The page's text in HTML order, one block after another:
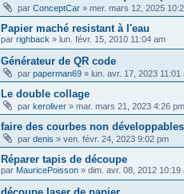
par ConceptCar » mer. mars 12, 2025
Papier maché resistant à l'eau
par righback » lun. févr. 15, 2010 11:04 am
Générateur de QR code
par paperman69 » lun. avr. 17, 2023 11:01
Le double collage
par keroliver » mar. mars 21, 2023 4:26 pm
faire des courbes non développables
par denis » ven. févr. 24, 2023 9:02 pm
Réparer tapis de découpe
par MauricePoisson » dim. avr. 08, 2012 10:19